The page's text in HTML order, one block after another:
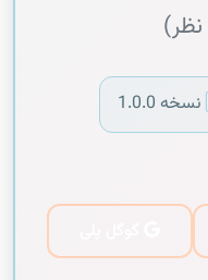
نسخه 1.0.0